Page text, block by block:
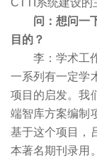
CTTI系统建设的
问：想问一
目的？
李：学术工
一系列有一定学
项目的启发。我
端智库方案编制
基于这个项目，
本著名期刊录用